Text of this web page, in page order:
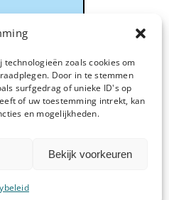
zoals cookies om
Door in te stemmen
surfgedrag of unieke ID's op
of uw toestemming intrekt, kan
en mogelijkheden.
Bekijk voorkeuren